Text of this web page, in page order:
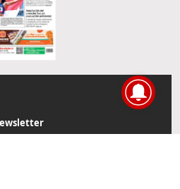
de actualidad directamente en